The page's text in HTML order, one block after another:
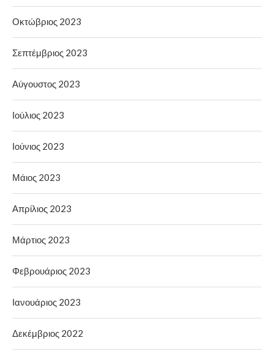
Οκτώβριος 2023
Σεπτέμβριος 2023
Αύγουστος 2023
Ιούλιος 2023
Ιούνιος 2023
Μάιος 2023
Απρίλιος 2023
Μάρτιος 2023
Φεβρουάριος 2023
Ιανουάριος 2023
Δεκέμβριος 2022